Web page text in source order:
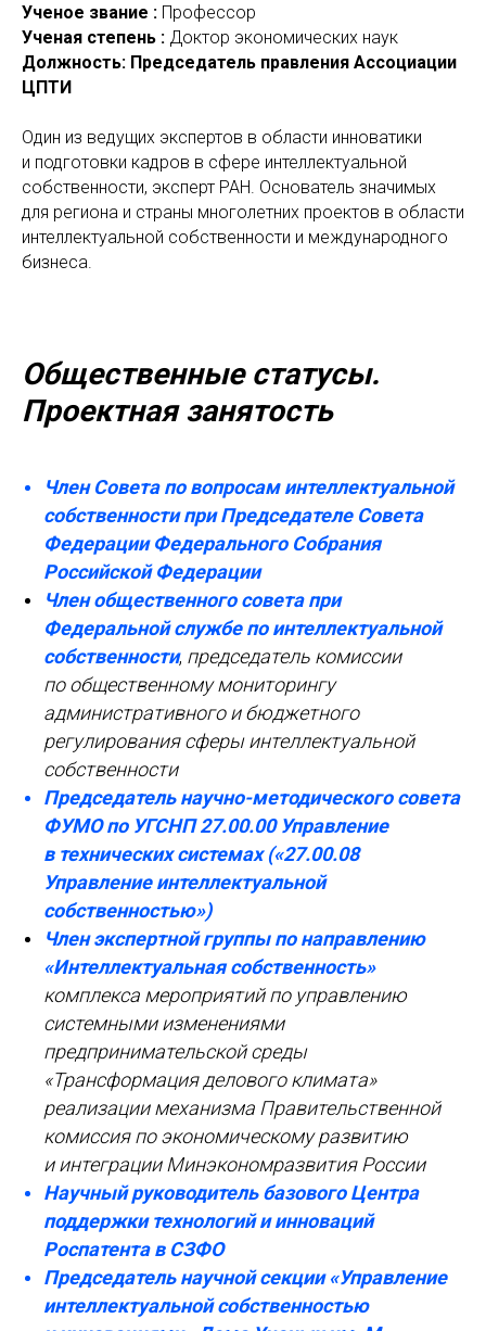
Ученое звание : Профессор
Ученая степень : Доктор экономических наук
Должность: Председатель правления Ассоциации
ЦПТИ
Один из ведущих экспертов в области инноватики
и подготовки кадров в сфере интеллектуальной
собственности, эксперт РАН. Основатель значимых
для региона и страны многолетних проектов в области
интеллектуальной собственности и международного
бизнеса.
Общественные статусы.
Проектная занятость
Член Совета по вопросам интеллектуальной
собственности при Председателе Совета
Федерации Федерального Собрания
Российской Федерации
Член общественного совета при
Федеральной службе по интеллектуальной
собственности, председатель комиссии
по общественному мониторингу
административного и бюджетного
регулирования сферы интеллектуальной
собственности
Председатель научно-методического совета
ФУМО по УГСНП 27.00.00 Управление
в технических системах («27.00.08
Управление интеллектуальной
собственностью»)
Член экспертной группы по направлению
«Интеллектуальная собственность»
комплекса мероприятий по управлению
системными изменениями
предпринимательской среды
«Трансформация делового климата»
реализации механизма Правительственной
комиссия по экономическому развитию
и интеграции Минэкономразвития России
Научный руководитель базового Центра
поддержки технологий и инноваций
Роспатента в СЗФО
Председатель научной секции «Управление
интеллектуальной собственностью